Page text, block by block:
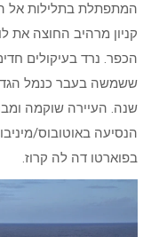
שנה. העיירה שוקמה
הנסיעה באוטובוס/
בפוארטו דה לה קרוז.